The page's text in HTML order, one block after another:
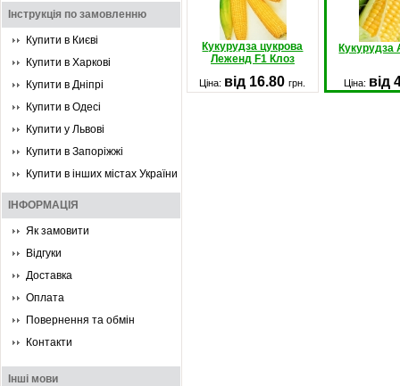
Інструкція по замовленню
Купити в Києві
Купити в Харкові
Купити в Дніпрі
Купити в Одесі
Купити у Львові
Купити в Запоріжжі
Купити в інших містах України
ІНФОРМАЦІЯ
Як замовити
Відгуки
Доставка
Оплата
Повернення та обмін
Контакти
Інші мови
Кукурудза цукрова
Леженд F1 Клоз
Кукурудза
Ціна: від 16.80грн. Ціна: від